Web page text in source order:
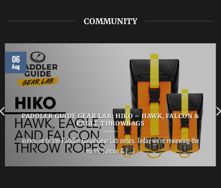
COMMUNITY
PADDLER GUIDE GEAR LAB: HIKO – HAWK, FALCON &
EAGLE THROWBAGS
Welcome to the Paddler Guide Gear Lab series. Today we’re reviewing the
Hawk, Falcon & [...]
06
Aug